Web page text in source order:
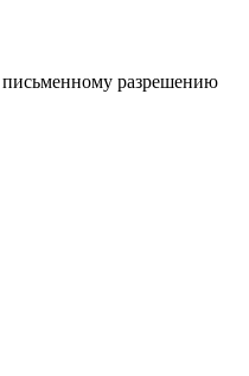
письменному разрешению